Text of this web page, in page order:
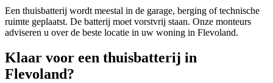
Een thuisbatterij wordt meestal in de garage, berging of technische
ruimte geplaatst. De batterij moet vorstvrij staan. Onze monteurs
adviseren u over de beste locatie in uw woning in Flevoland.
Klaar voor een thuisbatterij in
Flevoland?